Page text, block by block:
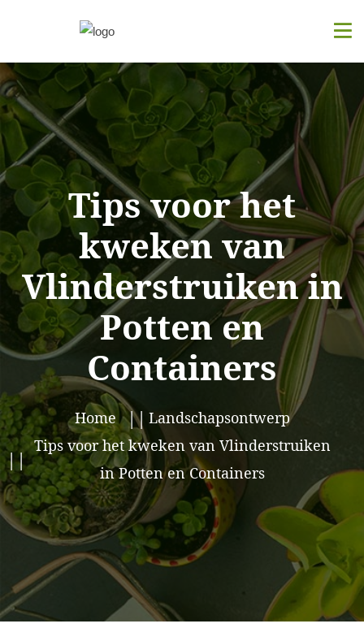
Tips voor het
kweken van
Vlinderstruiken in
Potten en
Containers
Home
Landschapsontwerp
Tips voor het kweken van Vlinderstruiken
in Potten en Containers